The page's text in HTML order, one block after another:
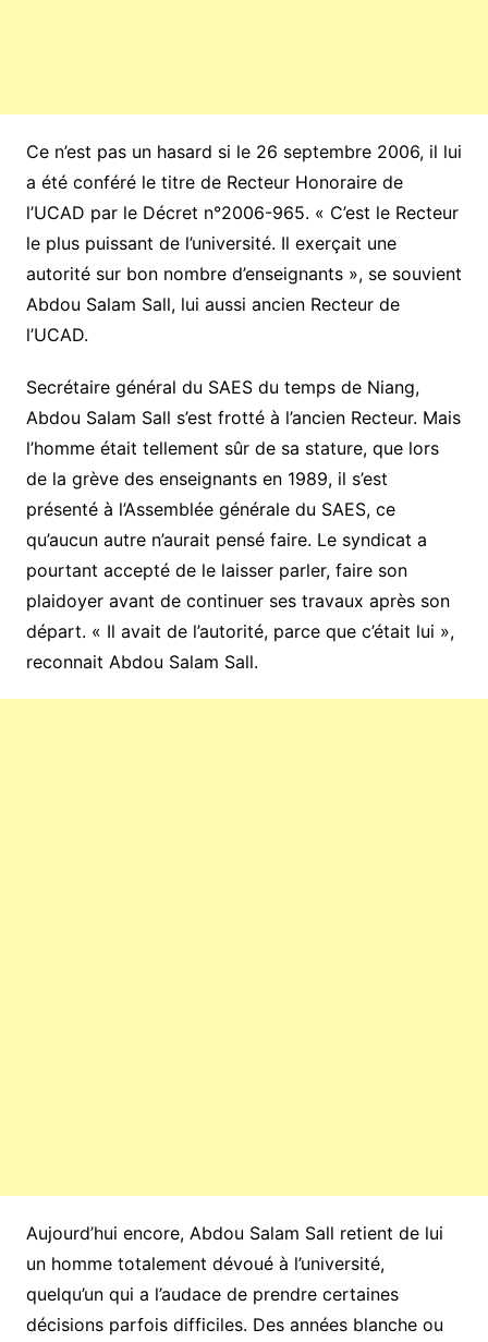
Ce n’est pas un hasard si le 26 septembre 2006, il lui
a été conféré le titre de Recteur Honoraire de
l’UCAD par le Décret n°2006-965. « C’est le Recteur
le plus puissant de l’université. Il exerçait une
autorité sur bon nombre d’enseignants », se souvient
Abdou Salam Sall, lui aussi ancien Recteur de
l’UCAD.
Secrétaire général du SAES du temps de Niang,
Abdou Salam Sall s’est frotté à l’ancien Recteur. Mais
l’homme était tellement sûr de sa stature, que lors
de la grève des enseignants en 1989, il s’est
présenté à l’Assemblée générale du SAES, ce
qu’aucun autre n’aurait pensé faire. Le syndicat a
pourtant accepté de le laisser parler, faire son
plaidoyer avant de continuer ses travaux après son
départ. « Il avait de l’autorité, parce que c’était lui »,
reconnait Abdou Salam Sall.
Aujourd’hui encore, Abdou Salam Sall retient de lui
un homme totalement dévoué à l’université,
quelqu’un qui a l’audace de prendre certaines
décisions parfois difficiles. Des années blanche ou